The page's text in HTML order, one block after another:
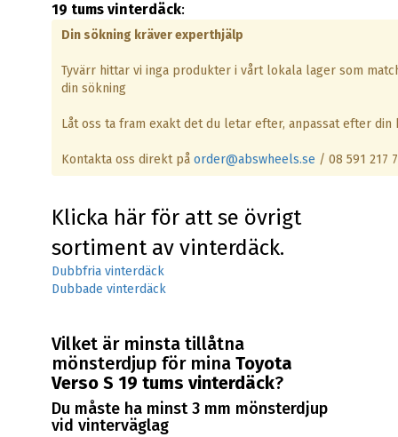
19 tums vinterdäck:
Din sökning kräver experthjälp
Tyvärr hittar vi inga produkter i vårt lokala lager som
din sökning
Låt oss ta fram exakt det du letar efter, anpassat efter din
Kontakta oss direkt påorder@abswheels.se / 08 591 217
Klicka här för att se övrigt
sortiment av vinterdäck.
Dubbfria vinterdäck
Dubbade vinterdäck
Vilket är minsta tillåtna
mönsterdjup för minaToyota
Verso S 19 tums vinterdäck?
Du måste ha minst 3 mm mönsterdjup
vid vinterväglag